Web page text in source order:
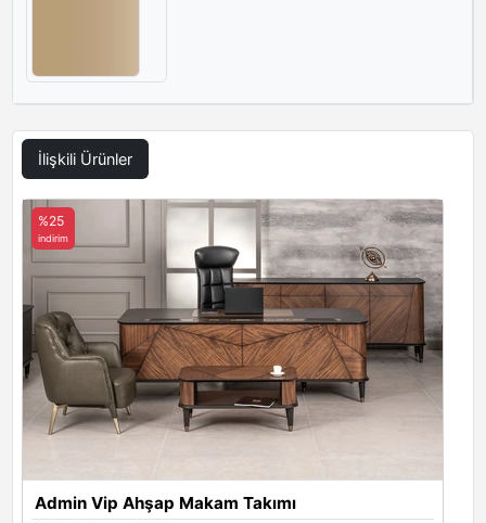
İlişkili Ürünler
Admin Vip Ahşap Makam Takımı
%25
indirim